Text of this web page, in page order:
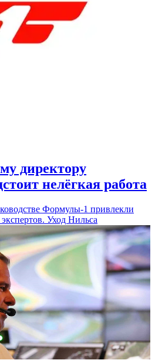
директору
нелёгкая работа
Формулы-1 привлекли
Уход Нильса